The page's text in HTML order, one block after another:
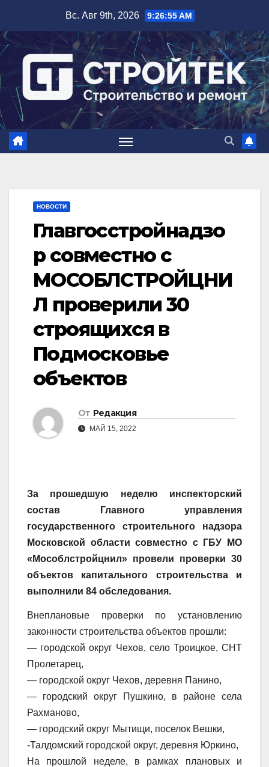
содержимому
Вс. Авг 9th, 2026 9:26:56 AM
НОВОСТИ
Главгосстройнадзо
р совместно с
МОСОБЛСТРОЙЦНИ
Л проверили 30
строящихся в
Подмосковье
объектов
От Редакция
МАЙ 15, 2022
За прошедшую неделю инспекторский
состав Главного управления
государственного строительного надзора
Московской области совместно с ГБУ МО
«Мособлстройцнил» провели проверки 30
объектов капитального строительства и
выполнили 84 обследования.
Внеплановые проверки по установлению
законности строительства объектов прошли:
— городской округ Чехов, село Троицкое, СНТ
Пролетарец,
— городской округ Чехов, деревня Панино,
— городский округ Пушкино, в районе села
Рахманово,
— городский округ Мытищи, поселок Вешки,
-Талдомский городской округ, деревня Юркино,
На прошлой неделе, в рамках плановых и